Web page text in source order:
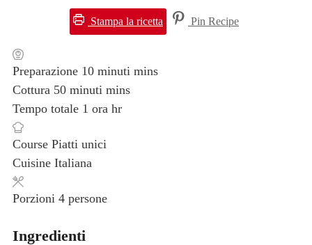
Stampa la ricetta Pin Recipe
Preparazione 10 minuti mins
Cottura 50 minuti mins
Tempo totale 1 ora hr
Course Piatti unici
Cuisine Italiana
Porzioni 4 persone
Ingredienti